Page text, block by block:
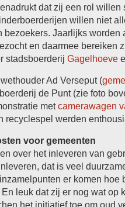
dat zij een rol
willen niet
bezoekers. Jaarlijks
en daarmee bereiken
stadsboerderij Gagelhoeve
Ad Verseput (
de Punt (zie foto
metcamerawagen
recyclespel werden
voor gemeenten
over het inleveren van
dat is veel
er komen hoe
leuk dat zij er nog wat op
het initiatief toe om oud